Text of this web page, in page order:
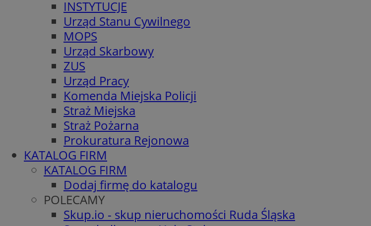
INSTYTUCJE
Urząd Stanu Cywilnego
MOPS
Urząd Skarbowy
ZUS
Urząd Pracy
Komenda Miejska Policji
Straż Miejska
Straż Pożarna
Prokuratura Rejonowa
KATALOG FIRM
KATALOG FIRM
Dodaj firmę do katalogu
POLECAMY
Skup.io - skup nieruchomości Ruda Śląska